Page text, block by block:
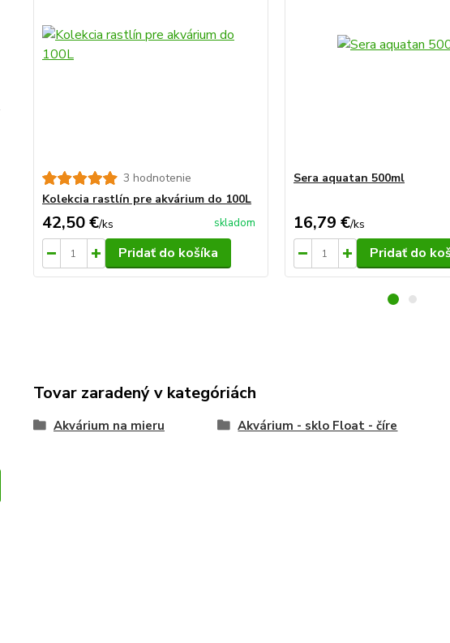
3 hodnotenie
Kolekcia rastlín pre akvárium do 100L
42,50 €/ks skladom
Pridať do košíka
Sera aquatan 500ml
16,79 €/ks
Pridať do
Tovar zaradený v kategóriách
Akvárium na mieru Akvárium - sklo Float - číre